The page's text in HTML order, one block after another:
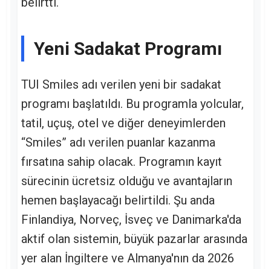
Yeni Sadakat Programı
TUI Smiles adı verilen yeni bir sadakat
programı başlatıldı. Bu programla yolcular,
tatil, uçuş, otel ve diğer deneyimlerden
“Smiles” adı verilen puanlar kazanma
fırsatına sahip olacak. Programın kayıt
sürecinin ücretsiz olduğu ve avantajların
hemen başlayacağı belirtildi. Şu anda
Finlandiya, Norveç, İsveç ve Danimarka'da
aktif olan sistemin, büyük pazarlar arasında
yer alan İngiltere ve Almanya'nın da 2026